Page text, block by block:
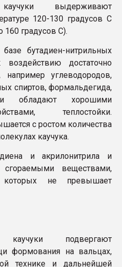
каучуки выдерживают
120-130 градусов С
градусов С).
бутадиен-нитрильных
достаточно
например углеводородов,
спиртов, формальдегида,
обладают хорошими
теплостойки.
с ростом количества
каучука.
и акрилонитрила и
сгораемыми веществами,
которых не превышает
каучуки подвергают
формования на вальцах,
технике и дальнейшей